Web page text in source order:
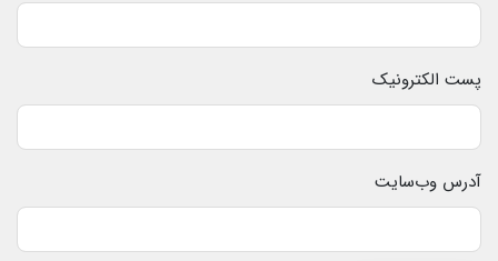
پست الکترونیک
آدرس وب‌سایت